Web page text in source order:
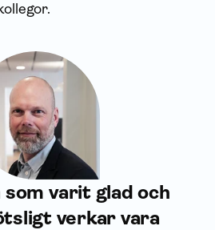
som varit glad och
verkar vara